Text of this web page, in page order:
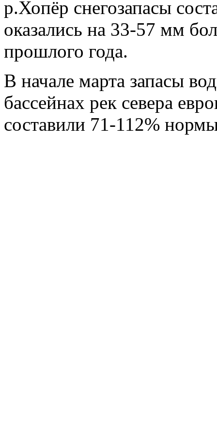
р.Хопёр снегозапасы
оказались на 33-57 мм
прошлого года.
В начале марта запасы
бассейнах рек севера
составили 71-112%